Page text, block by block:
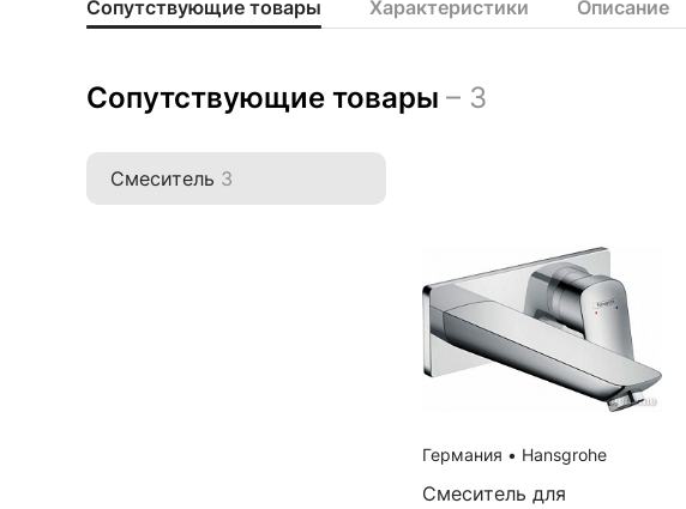
Сопутствующие товары Характеристики Описание
Сопутствующие товары – 3
Смеситель 3
Германия • Hansgrohe
Смеситель для